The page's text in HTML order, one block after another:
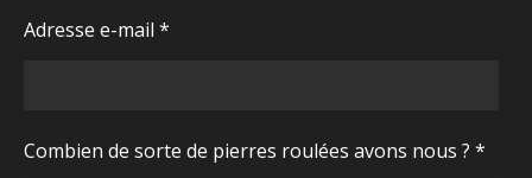
Adresse e-mail *
Combien de sorte de pierres roulées avons nous ? *